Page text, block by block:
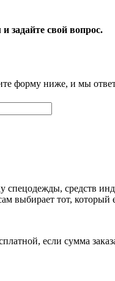
задайте свой вопрос.
форму ниже, и мы
средств
выбирает тот, который
если сумма